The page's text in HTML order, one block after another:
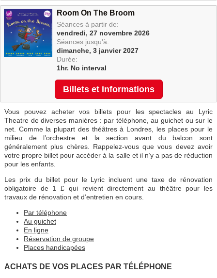
Room On The Broom
Séances à partir de:
vendredi, 27 novembre 2026
Séances jusqu'à:
dimanche, 3 janvier 2027
Durée:
1hr. No interval
Billets et Informations
Vous pouvez acheter vos billets pour les spectacles au Lyric
Theatre de diverses manières : par téléphone, au guichet ou sur le
net. Comme la plupart des théâtres à Londres, les places pour le
milieu de l’orchestre et la section avant du balcon sont
généralement plus chères. Rappelez-vous que vous devez avoir
votre propre billet pour accéder à la salle et il n’y a pas de réduction
pour les enfants.
Les prix du billet pour le Lyric incluent une taxe de rénovation
obligatoire de 1 £ qui revient directement au théâtre pour les
travaux de rénovation et d’entretien en cours.
Par téléphone
Au guichet
En ligne
Réservation de groupe
Places handicapées
ACHATS DE VOS PLACES PAR TÉLÉPHONE